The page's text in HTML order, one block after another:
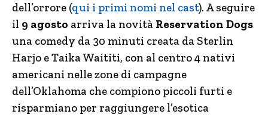
dell’orrore (qui i primi nomi nel cast). A seguire
il 9 agosto arriva la novità Reservation Dogs
una comedy da 30 minuti creata da Sterlin
Harjo e Taika Waititi, con al centro 4 nativi
americani nelle zone di campagne
dell’Oklahoma che compiono piccoli furti e
risparmiano per raggiungere l’esotica